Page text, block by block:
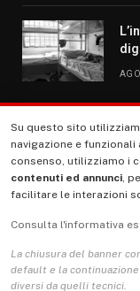
MENU
La Nostra Storia
Le Copertine
Su questo sito
navigazione e
consenso, utilizziamo i
contenuti ed annunci,
facilitare le interazioni
Consulta l'informativa
La chiusura del banner
default e la continuazione
diversi da quelli tecnici.